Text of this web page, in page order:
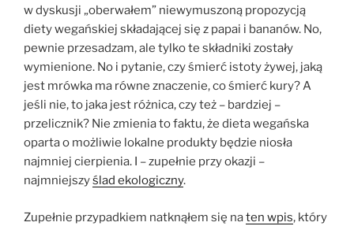
w dyskusji „oberwałem” niewymuszoną propozycją
diety wegańskiej składającej się z papai i bananów. No,
pewnie przesadzam, ale tylko te składniki zostały
wymienione. No i pytanie, czy śmierć istoty żywej, jaką
jest mrówka ma równe znaczenie, co śmierć kury? A
jeśli nie, to jaka jest różnica, czy też – bardziej –
przelicznik? Nie zmienia to faktu, że dieta wegańska
oparta o możliwie lokalne produkty będzie niosła
najmniej cierpienia. I – zupełnie przy okazji –
najmniejszyślad ekologiczny.
Zupełnie przypadkiem natknąłem się naten wpis, który